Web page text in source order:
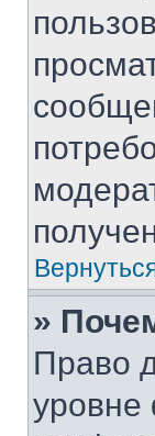
»
Право
уровне